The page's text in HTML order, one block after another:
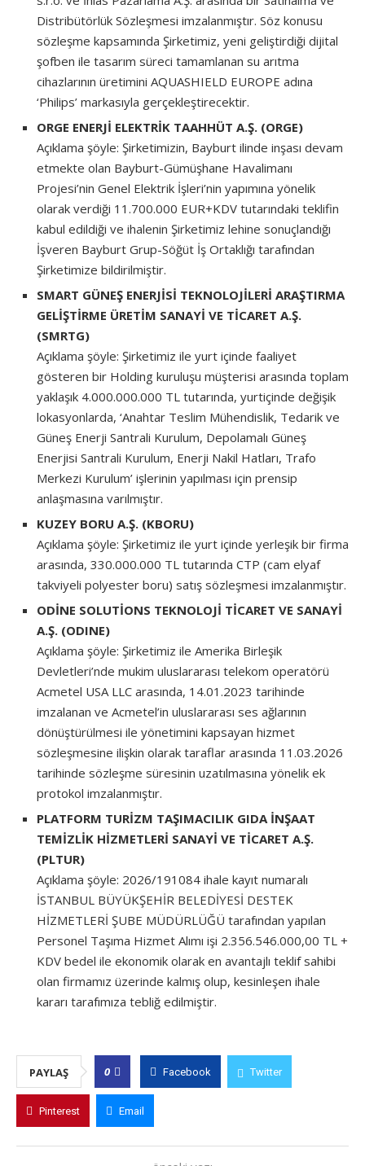
Distribütörlük Sözleşmesi imzalanmıştır. Söz konusu
sözleşme kapsamında Şirketimiz, yeni geliştirdiği dijital
şofben ile tasarım süreci tamamlanan su arıtma
cihazlarının üretimini AQUASHIELD EUROPE adına
‘Philips’ markasıyla gerçekleştirecektir.
ORGE ENERJİ ELEKTRİK TAAHHÜT A.Ş. (ORGE)
Açıklama şöyle: Şirketimizin, Bayburt ilinde inşası devam
etmekte olan Bayburt-Gümüşhane Havalimanı
Projesi’nin Genel Elektrik İşleri’nin yapımına yönelik
olarak verdiği 11.700.000 EUR+KDV tutarındaki teklifin
kabul edildiği ve ihalenin Şirketimiz lehine sonuçlandığı
İşveren Bayburt Grup-Söğüt İş Ortaklığı tarafından
Şirketimize bildirilmiştir.
SMART GÜNEŞ ENERJİSİ TEKNOLOJİLERİ ARAŞTIRMA
GELİŞTİRME ÜRETİM SANAYİ VE TİCARET A.Ş.
(SMRTG)
Açıklama şöyle: Şirketimiz ile yurt içinde faaliyet
gösteren bir Holding kuruluşu müşterisi arasında toplam
yaklaşık 4.000.000.000 TL tutarında, yurtiçinde değişik
lokasyonlarda, ‘Anahtar Teslim Mühendislik, Tedarik ve
Güneş Enerji Santrali Kurulum, Depolamalı Güneş
Enerjisi Santrali Kurulum, Enerji Nakil Hatları, Trafo
Merkezi Kurulum’ işlerinin yapılması için prensip
anlaşmasına varılmıştır.
KUZEY BORU A.Ş. (KBORU)
Açıklama şöyle: Şirketimiz ile yurt içinde yerleşik bir firma
arasında, 330.000.000 TL tutarında CTP (cam elyaf
takviyeli polyester boru) satış sözleşmesi imzalanmıştır.
ODİNE SOLUTİONS TEKNOLOJİ TİCARET VE SANAYİ
A.Ş. (ODINE)
Açıklama şöyle: Şirketimiz ile Amerika Birleşik
Devletleri’nde mukim uluslararası telekom operatörü
Acmetel USA LLC arasında, 14.01.2023 tarihinde
imzalanan ve Acmetel’in uluslararası ses ağlarının
dönüştürülmesi ile yönetimini kapsayan hizmet
sözleşmesine ilişkin olarak taraflar arasında 11.03.2026
tarihinde sözleşme süresinin uzatılmasına yönelik ek
protokol imzalanmıştır.
PLATFORM TURİZM TAŞIMACILIK GIDA İNŞAAT
TEMİZLİK HİZMETLERİ SANAYİ VE TİCARET A.Ş.
(PLTUR)
Açıklama şöyle: 2026/191084 ihale kayıt numaralı
İSTANBUL BÜYÜKŞEHİR BELEDİYESİ DESTEK
HİZMETLERİ ŞUBE MÜDÜRLÜĞÜ tarafından yapılan
Personel Taşıma Hizmet Alımı işi 2.356.546.000,00 TL +
KDV bedel ile ekonomik olarak en avantajlı teklif sahibi
olan firmamız üzerinde kalmış olup, kesinleşen ihale
kararı tarafımıza tebliğ edilmiştir.
PAYLAŞ 0 Facebook Twitter
Pinterest Email